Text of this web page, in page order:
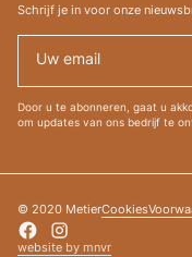
Schrijf je in voor onze
Door u te abonneren, gaat u
om updates van ons bedrijf te
©2020 MetierCookies
website by ma
ne
u
ver